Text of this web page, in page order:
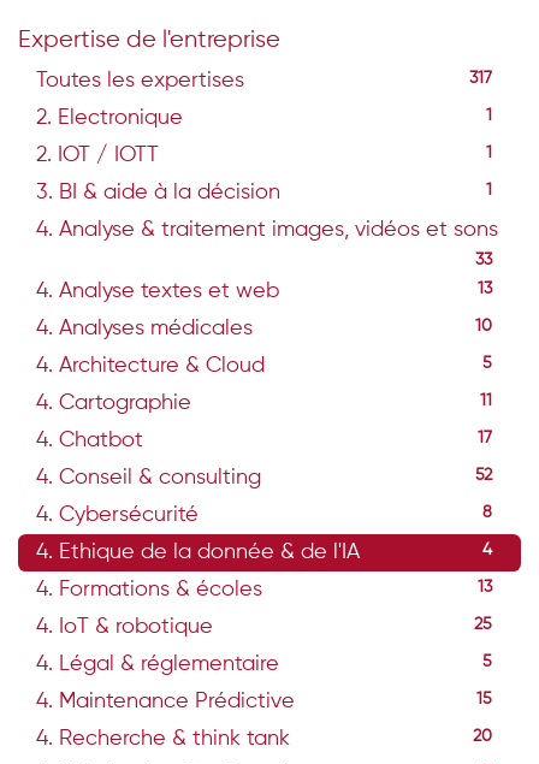
Expertise de l'entreprise
Toutes les expertises 317
2. Electronique 1
2. IOT / IOTT 1
3. BI & aide à la décision 1
4. Analyse & traitement images, vidéos et sons
33
4. Analyse textes et web 13
4. Analyses médicales 10
4. Architecture & Cloud 5
4. Cartographie
4. Chatbot 17
4. Conseil & consulting 52
4. Cybersécurité 8
4. Ethique de la donnée & de l'IA 4
4. Formations & écoles 13
4. IoT & robotique 25
4. Légal & réglementaire 5
4. Maintenance Prédictive 15
4. Recherche & think tank 20